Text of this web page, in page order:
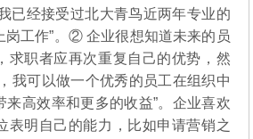
已经接受过北大青鸟近两年专业的
岗工作”。② 企业很想知道未来的员
求职者应再次重复自己的优势，然
我可以做一个优秀的员工在组织中
来高效率和更多的收益”。企业喜欢
表明自己的能力，比如申请营销之